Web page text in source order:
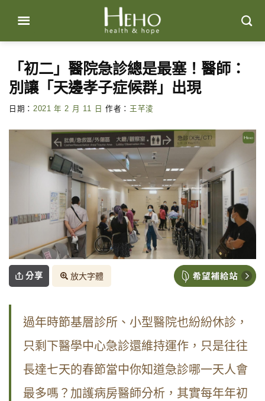
content
「初二」醫院急診總是最塞！醫師：
別讓「天邊孝子症候群」出現
日期： 2021 年 2 月 11 日 作者： 王芊淩
分享 放大字體
過年時節基層診所、小型醫院也紛紛休診，
只剩下醫學中心急診還維持運作，只是往往
長達七天的春節當中你知道急診哪一天人會
最多嗎？加護病房醫師分析，其實每年年初